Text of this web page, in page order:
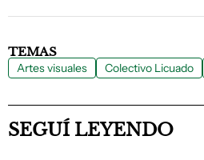
TEMAS
Artes visuales Colectivo Licuado
SEGUÍ LEYENDO